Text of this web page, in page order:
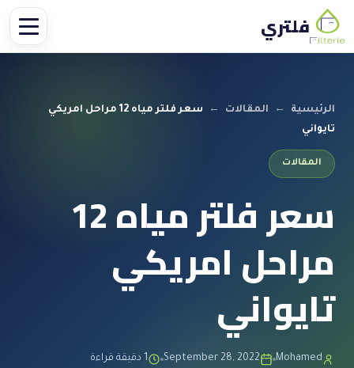
فلتري
الرئيسية ← المقالات ←
سعر فلتر مياه 12 مراحل امريكي
تايواني
المقالات
سعر فلتر مياه 12
مراحل امريكي
تايواني
Mohamed
September 28, 2022 1 دقيقة قراءة